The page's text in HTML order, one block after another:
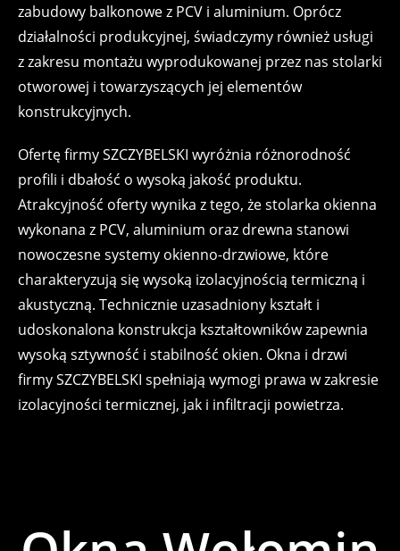
zabudowy balkonowe z PCV i aluminium. Oprócz
działalności produkcyjnej, świadczymy również usługi
z zakresu montażu wyprodukowanej przez nas stolarki
otworowej i towarzyszących jej elementów
konstrukcyjnych.
Ofertę firmy SZCZYBELSKI wyróżnia różnorodność
profili i dbałość o wysoką jakość produktu.
Atrakcyjność oferty wynika z tego, że stolarka okienna
wykonana z PCV, aluminium oraz drewna stanowi
nowoczesne systemy okienno-drzwiowe, które
charakteryzują się wysoką izolacyjnością termiczną i
akustyczną. Technicznie uzasadniony kształt i
udoskonalona konstrukcja kształtowników zapewnia
wysoką sztywność i stabilność okien. Okna i drzwi
firmy SZCZYBELSKI spełniają wymogi prawa w zakresie
izolacyjności termicznej, jak i infiltracji powietrza.